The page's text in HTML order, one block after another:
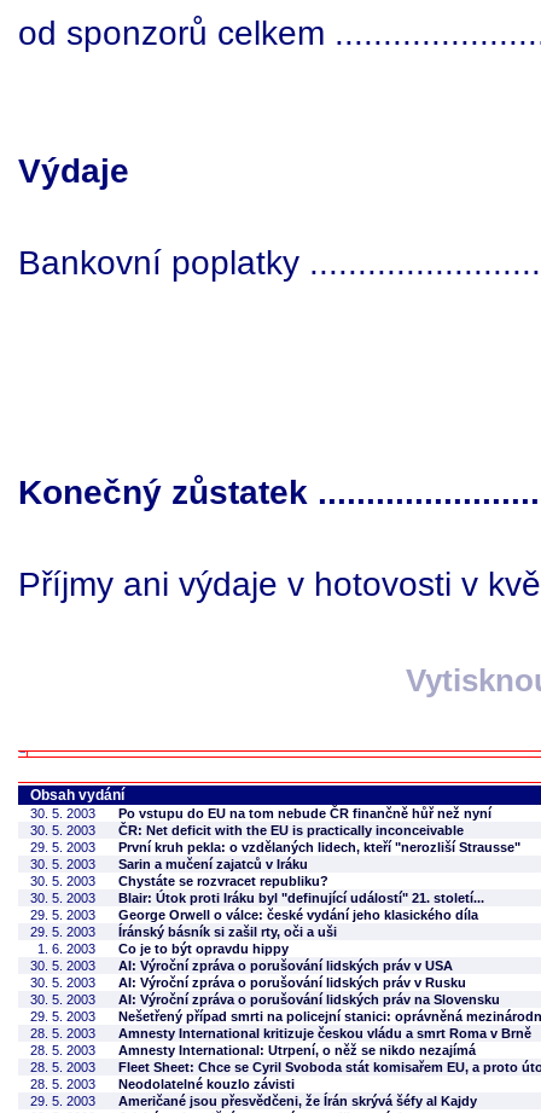
od sponzorů celkem
Výdaje
Bankovní poplatky
Konečný zůstatek
Příjmy ani výdaje v hotovosti v
Obsah vydání
30. 5. 2003
Po vstupu do EU na tom nebude ČR finančně hůř než nyní
30. 5. 2003
ČR: Net deficit with the EU is practically inconceivable
29. 5. 2003
První kruh pekla: o vzdělaných lidech, kteří "nerozliší Strausse"
30. 5. 2003
Sarin a mučení zajatců v Iráku
30. 5. 2003
Chystáte se rozvracet republiku?
30. 5. 2003
Blair: Útok proti Iráku byl "definující událostí" 21. století...
29. 5. 2003
George Orwell o válce: české vydání jeho klasického díla
29. 5. 2003
Íránský básník si zašil rty, oči a uši
1. 6. 2003
Co je to být opravdu hippy
30. 5. 2003
AI: Výroční zpráva o porušování lidských práv v USA
30. 5. 2003
AI: Výroční zpráva o porušování lidských práv v Rusku
30. 5. 2003
AI: Výroční zpráva o porušování lidských práv na Slovensku
29. 5. 2003
Nešetřený případ smrti na policejní stanici: oprávněná
28. 5. 2003
Amnesty International kritizuje českou vládu a smrt Roma v Brně
28. 5. 2003
Amnesty International: Utrpení, o něž se nikdo nezajímá
28. 5. 2003
Fleet Sheet: Chce se Cyril Svoboda stát komisařem EU, a proto
28. 5. 2003
Neodolatelné kouzlo závisti
29. 5. 2003
Američané jsou přesvědčeni, že Írán skrývá šéfy al Kajdy